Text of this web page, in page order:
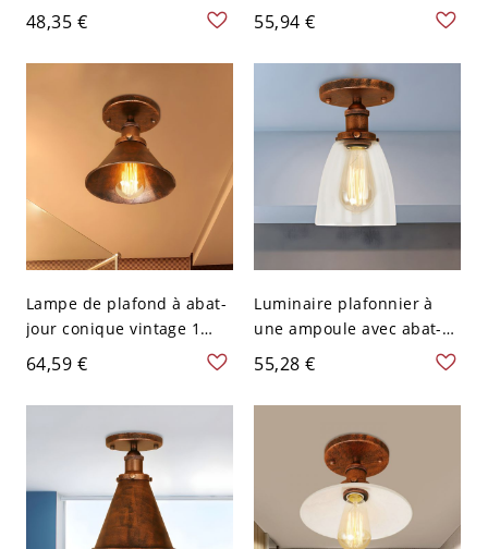
ampoule unique en métal
avec bordure festonnée
en rouille
48,35 €
ampoule en verre clair
encastrée en rouille pour
salon
55,94 €
Lampe de plafond à abat-
jour conique vintage 1
lumière en métal finition
rouille semi-encastrée
64,59 €
Luminaire plafonnier à
une ampoule avec abat-
jour en verre clair vintage
semi-encastré intérieur
en rouille
55,28 €